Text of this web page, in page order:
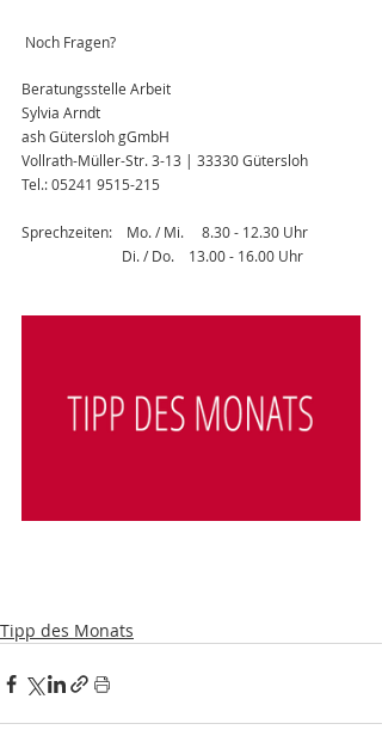
​Noch Fragen?
Beratungsstelle Arbeit
Sylvia Arndt
ash Gütersloh gGmbH
Vollrath-Müller-Str. 3-13 | 33330 Gütersloh
Tel.: 05241 9515-215
Sprechzeiten:    Mo. / Mi.     8.30 - 12.30 Uhr
                            Di. / Do.    13.00 - 16.00 Uhr
Tipp des Monats